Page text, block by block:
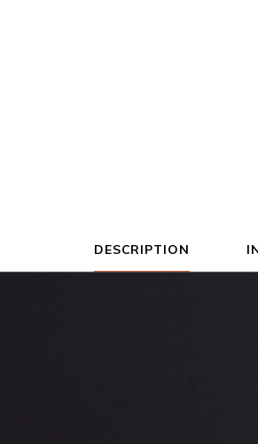
DESCRIPTION